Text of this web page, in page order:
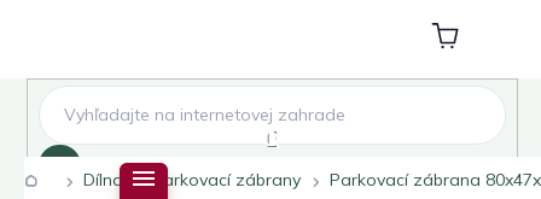
Nákupní
košík
DomůDílna Parkovací zábrany Parkovací zábrana